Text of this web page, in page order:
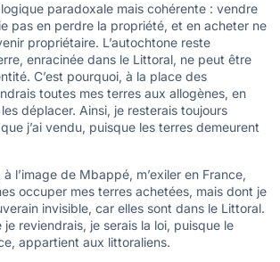
paradoxale mais cohérente : vendre
pas en perdre la propriété, et en acheter ne
propriétaire. L’autochtone reste
enracinée dans le Littoral, ne peut être
C’est pourquoi, à la place des
toutes mes terres aux allogènes, en
déplacer. Ainsi, je resterais toujours
j’ai vendu, puisque les terres demeurent
l’image de Mbappé, m’exiler en France,
occuper mes terres achetées, mais dont je
invisible, car elles sont dans le Littoral.
reviendrais, je serais la loi, puisque le
appartient aux littoraliens.